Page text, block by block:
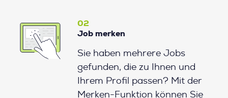
02
Job merken
Sie haben mehrere Jobs
gefunden, die zu Ihnen und
Ihrem Profil passen? Mit der
Merken-Funktion können Sie